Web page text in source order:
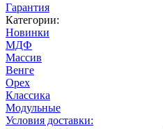
Гарантия
Категории:
Новинки
МДФ
Массив
Венге
Орех
Классика
Модульные
Условия доставки: